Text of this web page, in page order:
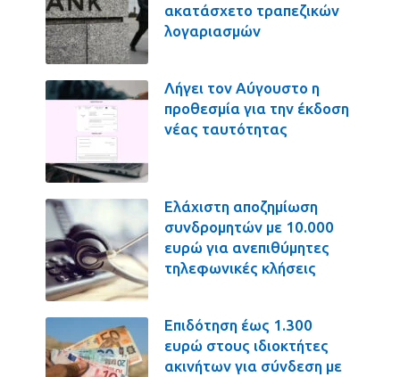
ακατάσχετο τραπεζικών
λογαριασμών
Λήγει τον Αύγουστο η
προθεσμία για την έκδοση
νέας ταυτότητας
Ελάχιστη αποζημίωση
συνδρομητών με 10.000
ευρώ για ανεπιθύμητες
τηλεφωνικές κλήσεις
Επιδότηση έως 1.300
ευρώ στους ιδιοκτήτες
ακινήτων για σύνδεση με